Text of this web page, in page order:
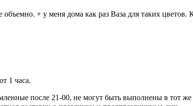
+ у меня дома как раз Ваза для таких
1 часа.
после 21-00, не могут быть выполнены в тот же